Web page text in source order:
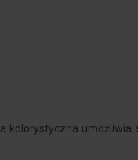
kolorystyczna umożliwia